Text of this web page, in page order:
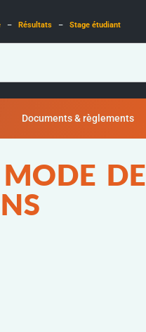
– Résultats– Stage étudiant
Documents & règlements
DE